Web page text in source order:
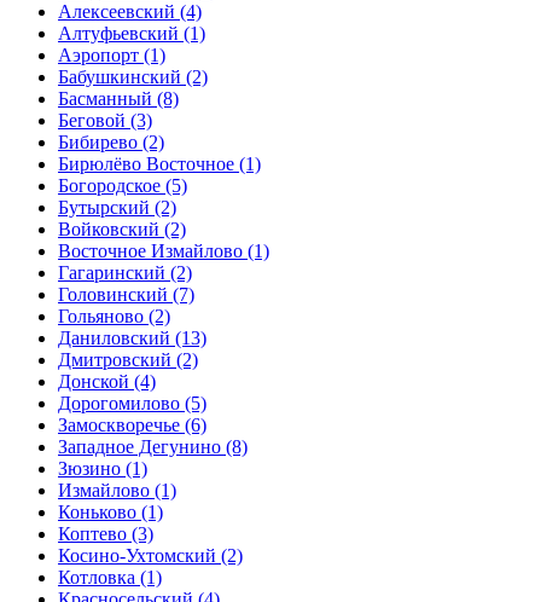
Алексеевский (4)
Алтуфьевский (1)
Аэропорт (1)
Бабушкинский (2)
Басманный (8)
Беговой (3)
Бибирево (2)
Бирюлёво Восточное (1)
Богородское (5)
Бутырский (2)
Войковский (2)
Восточное Измайлово (1)
Гагаринский (2)
Головинский (7)
Гольяново (2)
Даниловский (13)
Дмитровский (2)
Донской (4)
Дорогомилово (5)
Замоскворечье (6)
Западное Дегунино (8)
Зюзино (1)
Измайлово (1)
Коньково (1)
Коптево (3)
Косино-Ухтомский (2)
Котловка (1)